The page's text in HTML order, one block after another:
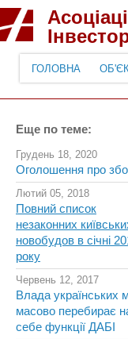
ГОЛОВНА
Еще по теме:
Грудень 18, 2020
Оголошення про
Лютий 05, 2018
Повний список
незаконних
новобудов в січні
року
Червень 12, 2017
Влада українських
масово перебирає
себе функції ДАБІ